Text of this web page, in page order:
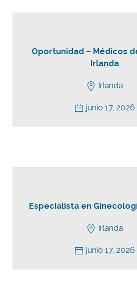
Oportunidad – Médicos
Irlanda
Irlanda
junio 17, 2026
Especialista en
Irlanda
junio 17, 2026